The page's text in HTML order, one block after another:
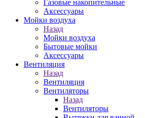
Газовые накопительные
Аксессуары
Мойки воздуха
Назад
Мойки воздуха
Бытовые мойки
Аксессуары
Вентиляция
Назад
Вентиляция
Вентиляторы
Назад
Вентиляторы